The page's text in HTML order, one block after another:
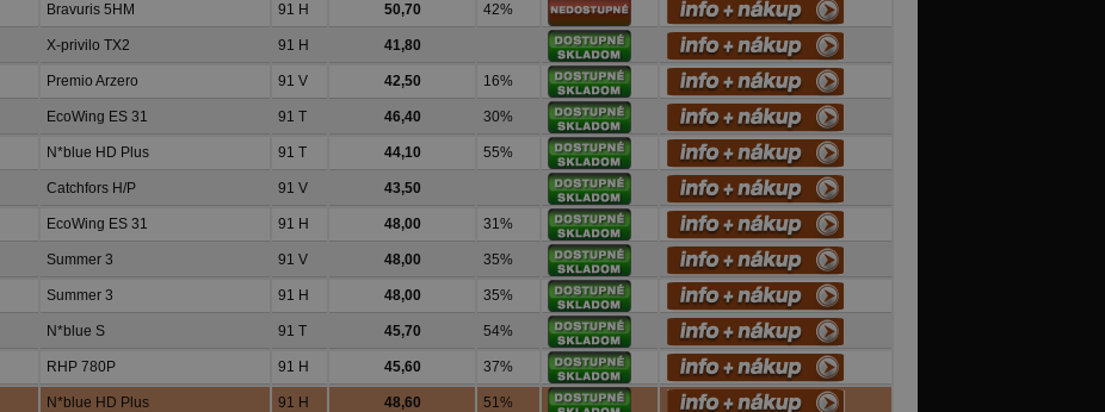
Bravuris 5HM 91 H 50,70 42%
X-privilo TX2 91 H 41,80
Premio Arzero 91 V 42,50 16%
EcoWing ES 31 91 T 46,40 30%
N*blue HD Plus 91 T 44,10 55%
Catchfors H/P 91 V 43,50
EcoWing ES 31 91 H 48,00 31%
Summer 3 91 V 48,00 35%
Summer 3 91 H 48,00 35%
N*blue S 91 T 45,70 54%
RHP 780P 91 H 45,60 37%
N*blue HD Plus 91 H 48,60 51%